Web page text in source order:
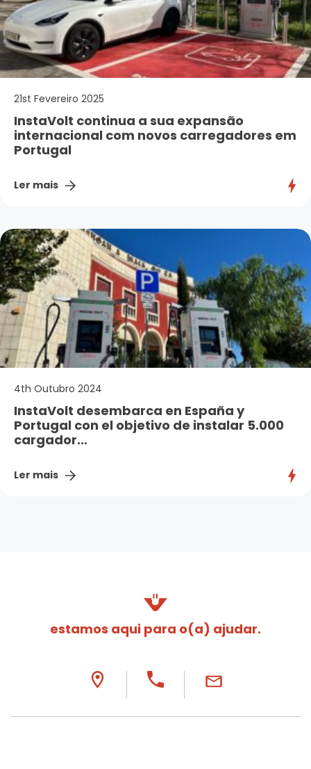
21st Fevereiro 2025
InstaVolt continua a sua expansão
internacional com novos carregadores em
Portugal
Ler mais
4th Outubro 2024
InstaVolt desembarca en España y
Portugal con el objetivo de instalar 5.000
cargador...
Ler mais
estamos aqui para o(a) ajudar.